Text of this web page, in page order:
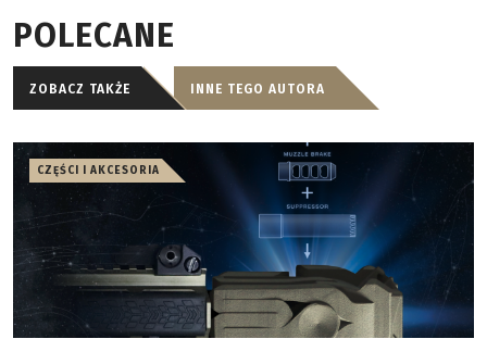
POLECANE
ZOBACZ TAKŻE INNE TEGO AUTORA
CZĘŚCI I AKCESORIA